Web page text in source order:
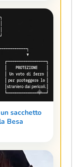
sacchetto
Besa